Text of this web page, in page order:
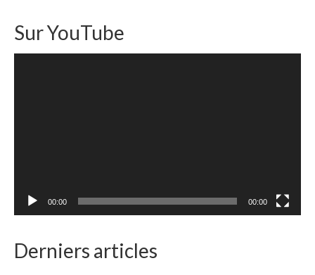
Partagez une prière
Sur YouTube
00:00 00:00
Derniers articles